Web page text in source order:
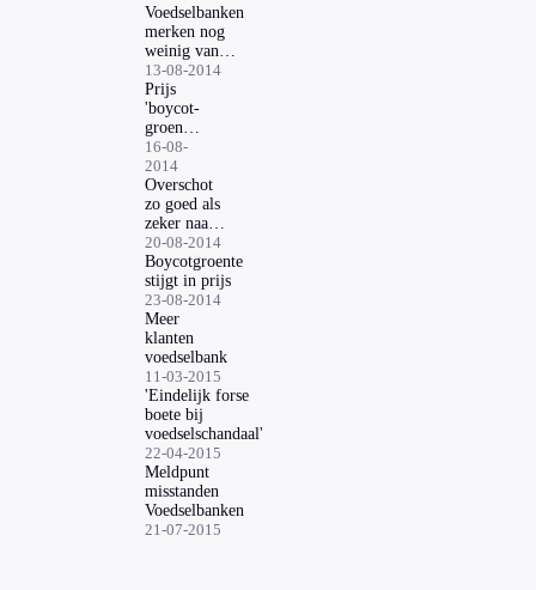
eigen land
Voedselbanken
merken nog
weinig van
overschot
13-08-2014
Prijs
'boycot-
groente'
fors
omlaag
bij
supers
16-08-
2014
Overschot
zo goed als
zeker naar
voedselbank
20-08-2014
Boycotgroente
stijgt in prijs
23-08-2014
Meer
klanten
voedselbank
11-03-2015
'Eindelijk forse
boete bij
voedselschandaal'
22-04-2015
Meldpunt
misstanden
Voedselbanken
21-07-2015